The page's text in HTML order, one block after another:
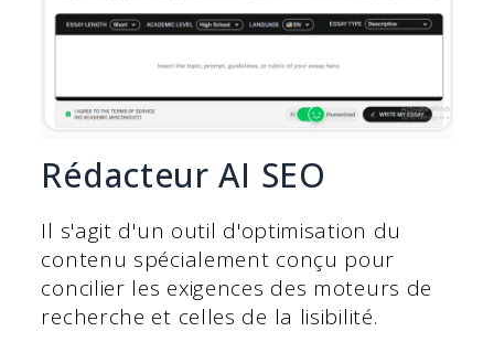
Rédacteur AI SEO
Il s'agit d'un outil d'optimisation du
contenu spécialement conçu pour
concilier les exigences des moteurs de
recherche et celles de la lisibilité.